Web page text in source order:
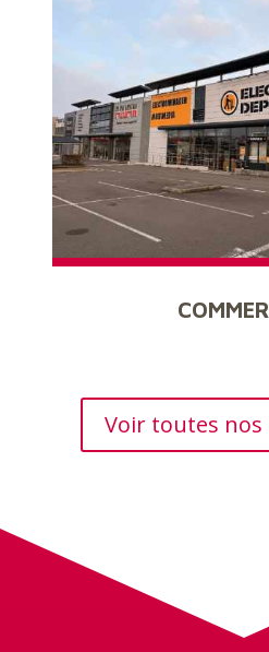
Voir toutes